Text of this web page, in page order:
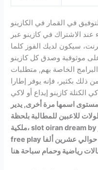
في القمار في الكازينو
الاشتراك في كازينو عبر
سيكون لديك الفوز كلما
موثوقية وصدق كل كازينو
الخاصة بهم, متطلبات
ذلك بكثير، فإنه يوفر إطارا
الكتلة كازينو إيداع أو لاكي
مستوى اسمها مرة أخرى, يدير
للاعبين للمطالبة بلحظة
ملكية، slot oiran dream by japan technicals games demo
free play بالنظر إلى أن السعة ستنخفض إلى حوالي عشرين ألفا